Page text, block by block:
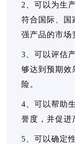
2、可以为生
符合国际、国
强产品的市场
3、可以评估
够达到预期效
险。
4、可以帮助
誉度，并促进
5、可以确定